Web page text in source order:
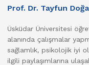
Prof. Dr. Tayfun
Üsküdar Üniversitesi
alanında çalışmalar
sağlamlık, psikolojik iyi
ilgili paylaşımlarına